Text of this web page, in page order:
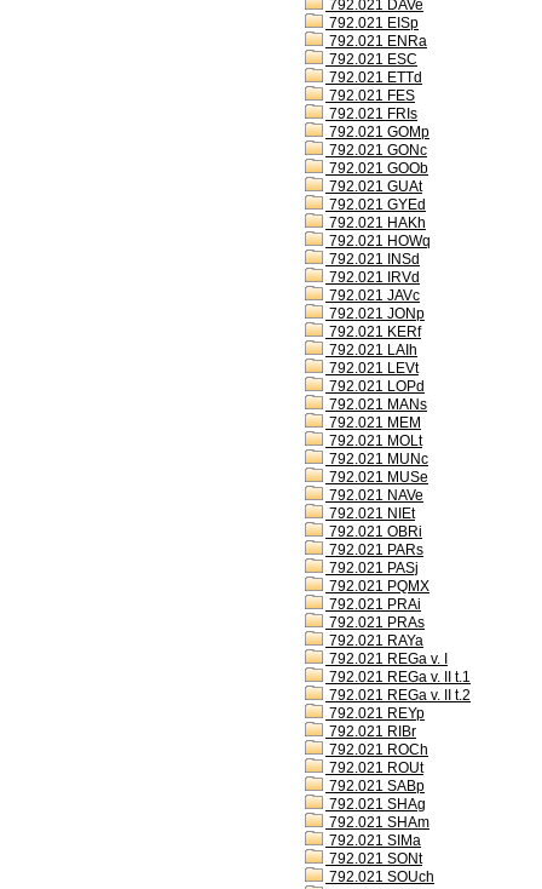
792.021 DAVe
792.021 EISp
792.021 ENRa
792.021 ESC
792.021 ETTd
792.021 FES
792.021 FRIs
792.021 GOMp
792.021 GONc
792.021 GOOb
792.021 GUAt
792.021 GYEd
792.021 HAKh
792.021 HOWq
792.021 INSd
792.021 IRVd
792.021 JAVc
792.021 JONp
792.021 KERf
792.021 LAIh
792.021 LEVt
792.021 LOPd
792.021 MANs
792.021 MEM
792.021 MOLt
792.021 MUNc
792.021 MUSe
792.021 NAVe
792.021 NIEt
792.021 OBRi
792.021 PARs
792.021 PASj
792.021 PQMX
792.021 PRAi
792.021 PRAs
792.021 RAYa
792.021 REGa v. I
792.021 REGa v. II t.1
792.021 REGa v. II t.2
792.021 REYp
792.021 RIBr
792.021 ROCh
792.021 ROUt
792.021 SABp
792.021 SHAg
792.021 SHAm
792.021 SIMa
792.021 SONt
792.021 SOUch